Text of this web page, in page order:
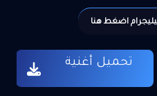
اضغط هنا
تحميل أغنية
الله واللي انت بتتمناه
اداك يدينا تعالي تعالي
من تاني ف عينينا
دفعنا احنا الغالي
دادينا وخفي شوية